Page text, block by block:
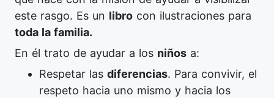
este rasgo. Es un libro con ilustraciones para
toda la familia.
En él trato de ayudar a los niños a:
Respetar las diferencias. Para convivir, el
respeto hacia uno mismo y hacia los